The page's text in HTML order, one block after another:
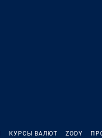
КУРСЫ ВАЛЮТ ZODY